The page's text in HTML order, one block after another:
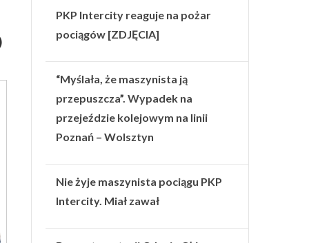
PKP Intercity reaguje na pożar
pociągów [ZDJĘCIA]
“Myślała, że maszynista ją
przepuszcza”. Wypadek na
przejeździe kolejowym na linii
Poznań – Wolsztyn
Nie żyje maszynista pociągu PKP
Intercity. Miał zawał